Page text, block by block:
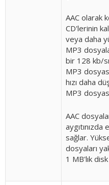
AAC olarak
CD'lerinin
veya daha
MP3
bir 128 kb/
MP3
hızı daha
MP3
AAC
aygıtınızda
sağlar.
dosyaları
1 MB'lık disk